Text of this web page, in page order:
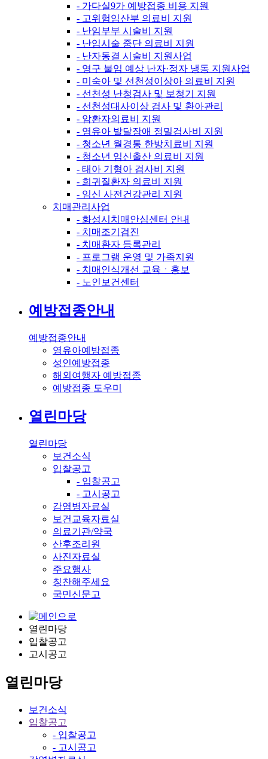
- 가다실9가 예방접종 비용 지원
- 고위험임산부 의료비 지원
- 난임부부 시술비 지원
- 난임시술 중단 의료비 지원
- 난자동결 시술비 지원사업
- 영구 불임 예상 난자·정자 냉동 지원사업
- 미숙아 및 선천성이상아 의료비 지원
- 선천성 난청검사 및 보청기 지원
- 선천성대사이상 검사 및 환아관리
- 암환자의료비 지원
- 영유아 발달장애 정밀검사비 지원
- 청소년 월경통 한방치료비 지원
- 청소년 임신출산 의료비 지원
- 태아 기형아 검사비 지원
- 희귀질환자 의료비 지원
- 임신 사전건강관리 지원
치매관리사업
- 화성시치매안심센터 안내
- 치매조기검진
- 치매환자 등록관리
- 프로그램 운영 및 가족지원
- 치매인식개선 교육ㆍ홍보
- 노인보건센터
예방접종안내
예방접종안내
영유아예방접종
성인예방접종
해외여행자 예방접종
예방접종 도우미
열린마당
열린마당
보건소식
입찰공고
- 입찰공고
- 고시공고
감염병자료실
보건교육자료실
의료기관/약국
산후조리원
사진자료실
주요행사
칭찬해주세요
국민신문고
열린마당
입찰공고
고시공고
열린마당
보건소식
입찰공고
- 입찰공고
- 고시공고